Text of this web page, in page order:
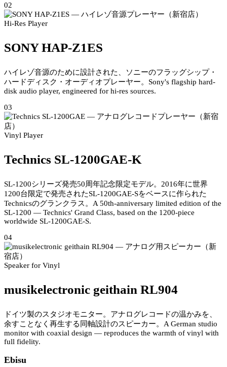
02
Hi-Res Player
SONY HAP-Z1ES
ハイレゾ音源のために設計された、ソニーのフラッグシップ・
ハードディスク・オーディオプレーヤー。 Sony's flagship hard-
disk audio player, engineered for hi-res sources.
03
Vinyl Player
Technics SL-1200GAE-K
SL-1200シリーズ発売50周年記念限定モデル。2016年に世界
1200台限定で発売されたSL-1200GAE-Sをベースに作られた
Technicsのグランクラス。 A 50th-anniversary limited edition of the
SL-1200 — Technics' Grand Class, based on the 1200-piece
worldwide SL-1200GAE-S.
04
Speaker for Vinyl
musikelectronic geithain RL904
ドイツ製のスタジオモニター。アナログレコードの温かみを、
余すことなく再生する同軸設計のスピーカー。 A German studio
monitor with coaxial design — reproduces the warmth of vinyl with
full fidelity.
Ebisu